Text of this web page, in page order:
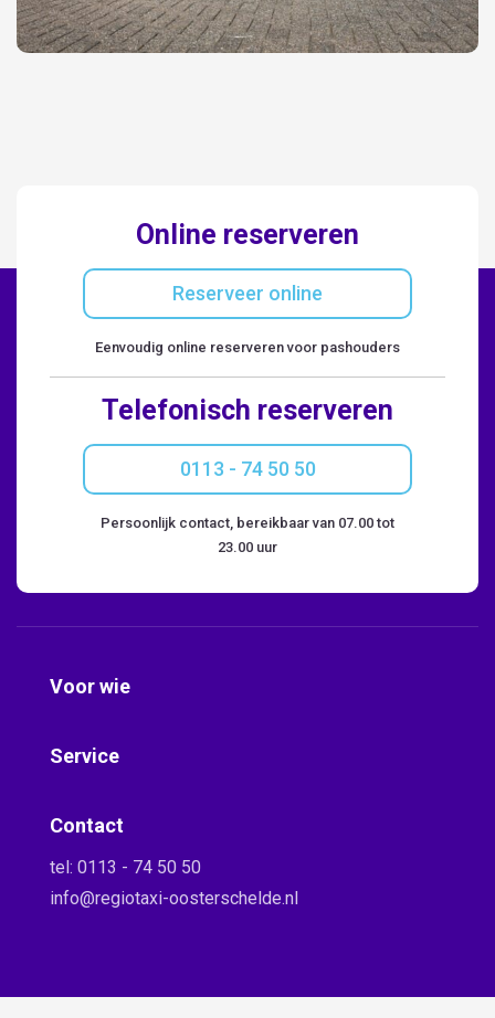
Online reserveren
Reserveer online
Eenvoudig online reserveren voor pashouders
Telefonisch reserveren
0113 - 74 50 50
Persoonlijk contact, bereikbaar van 07.00 tot
23.00 uur
Voor wie
Service
Contact
tel: 0113 - 74 50 50
info@regiotaxi-oosterschelde.nl